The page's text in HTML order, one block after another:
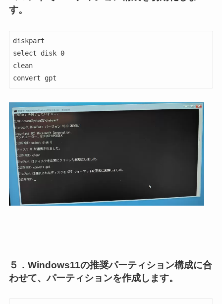
す。
diskpart
select disk 0
clean
convert gpt
５．Windows11の推奨パーティション構成に合
わせて、パーティションを作成します。